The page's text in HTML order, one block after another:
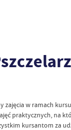
w ramach
praktycznych, na
kursantom za